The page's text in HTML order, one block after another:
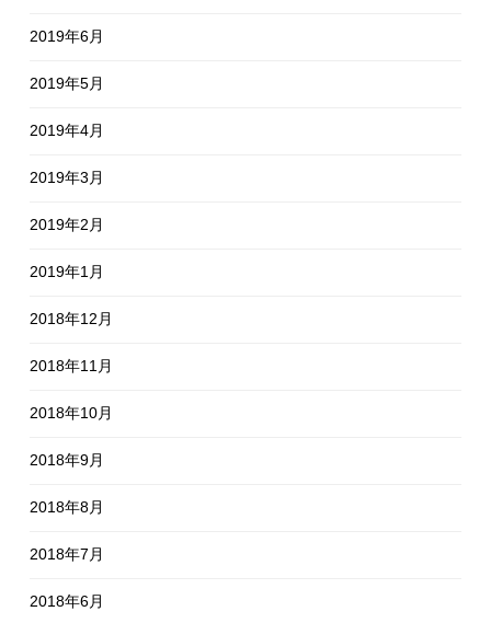
2019年6月
2019年5月
2019年4月
2019年3月
2019年2月
2019年1月
2018年12月
2018年11月
2018年10月
2018年9月
2018年8月
2018年7月
2018年6月